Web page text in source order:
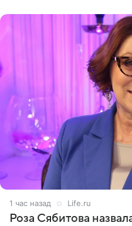
1 час назад Life.ru
Роза Сябитова